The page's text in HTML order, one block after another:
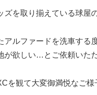
ズを取り揃えている球屋
アルファードを洗車する
が欲しい…とご依頼いた
を観て大変御満悦なご様